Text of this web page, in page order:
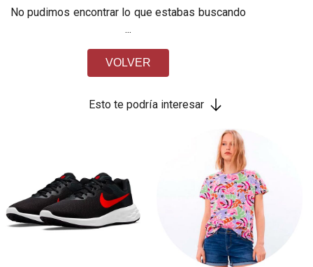
No pudimos encontrar lo que estabas buscando
...
VOLVER
Esto te podría interesar